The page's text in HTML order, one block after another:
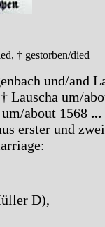
† gestorben/died
und/and
Lauscha um/
about 1568
erster und
D),